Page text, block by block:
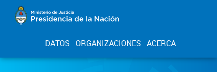
DATOS ORGANIZACIONES ACERCA